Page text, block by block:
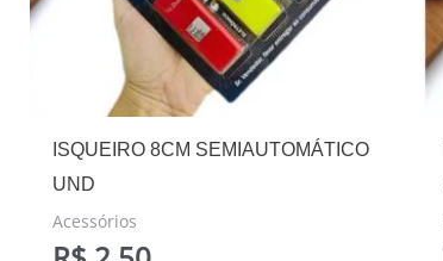
ISQUEIRO 8CM SEMIAUTOMÁTICO
UND
Acessórios